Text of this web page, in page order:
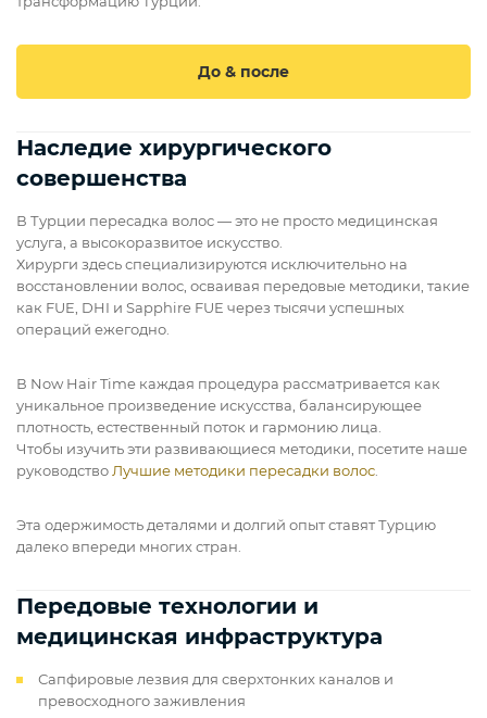
До & после
Наследие хирургического
совершенства
В Турции пересадка волос — это не просто медицинская
услуга, а высокоразвитое искусство.
Хирурги здесь специализируются исключительно на
восстановлении волос, осваивая передовые методики, такие
как FUE, DHI и Sapphire FUE через тысячи успешных
операций ежегодно.
В Now Hair Time каждая процедура рассматривается как
уникальное произведение искусства, балансирующее
плотность, естественный поток и гармонию лица.
Чтобы изучить эти развивающиеся методики, посетите наше
руководство Лучшие методики пересадки волос
Эта одержимость деталями и долгий опыт ставят Турцию
далеко впереди многих стран.
Передовые технологии и
медицинская инфраструктура
Сапфировые лезвия для сверхтонких каналов и
превосходного заживления